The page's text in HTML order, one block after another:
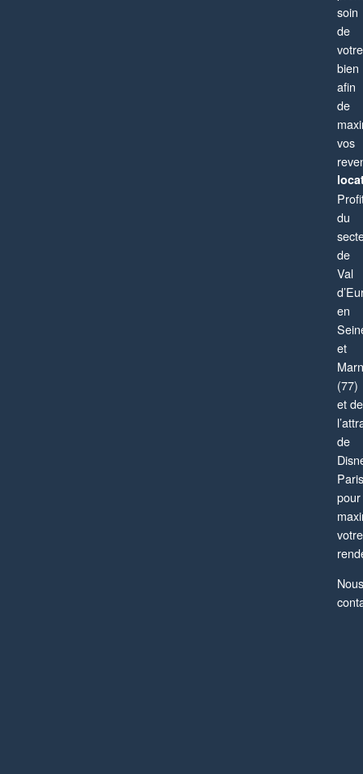
soin
de
votre
bien
afin
de
vos
du
de
Val
en
et
(77)
et de
de
Paris
pour
votre
Nous